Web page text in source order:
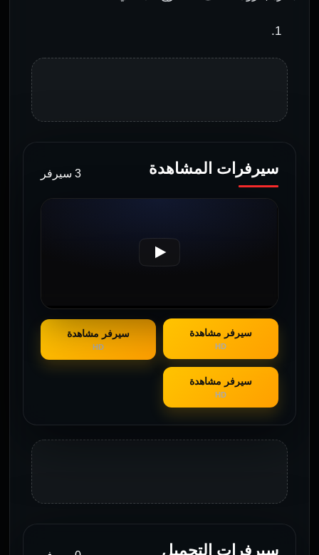
سيرفرات المشاهدة 3 سيرفر
سيرفر مشاهدة
HD
سيرفر مشاهدة
HD
سيرفر مشاهدة
HD
سيرفرات التحميل